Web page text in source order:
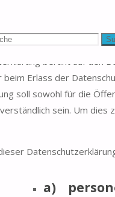
beruht auf den
Erlass der
soll sowohl für die
sein. Um
a)